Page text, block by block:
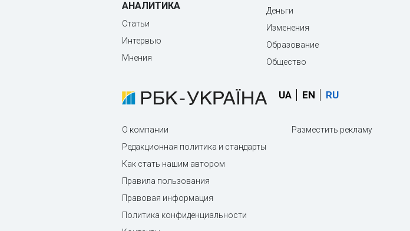
АНАЛИТИКА
Статьи
Интервью
Мнения
Деньги
Изменения
Образование
Общество
UA EN RU
О компании
Редакционная политика и стандарты
Как стать нашим автором
Правила пользования
Правовая информация
Политика конфиденциальности
Разместить рекламу